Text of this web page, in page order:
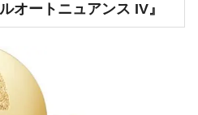
オートニュアンス IV』